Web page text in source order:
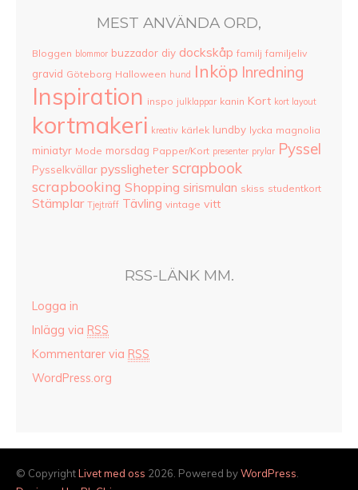
MEST ANVÄNDA ORD,
Bloggen blommor buzzador diy dockskåp familj familjeliv
gravid Göteborg Halloween hund Inköp Inredning
Inspiration inspo julklappar kanin Kort kort layout
kortmakeri kreativ kärlek lundby lycka magnolia
miniatyr Mode morsdag Papper/Kort presenter prylar Pyssel
Pysselkvällar pyssligheter scrapbook
scrapbooking Shopping sirismulan skiss studentkort
Stämplar Tjejträff Tävling vintage vitt
RSS-LÄNK MM.
Logga in
Inlägg via RSS
Kommentarer via RSS
WordPress.org
© CopyrightLivet med oss 2026. Powered byWordPress.